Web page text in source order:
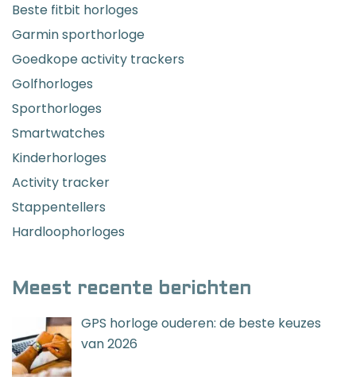
Beste fitbit horloges
Garmin sporthorloge
Goedkope activity trackers
Golfhorloges
Sporthorloges
Smartwatches
Kinderhorloges
Activity tracker
Stappentellers
Hardloophorloges
Meest recente berichten
GPS horloge ouderen: de beste keuzes
van 2026